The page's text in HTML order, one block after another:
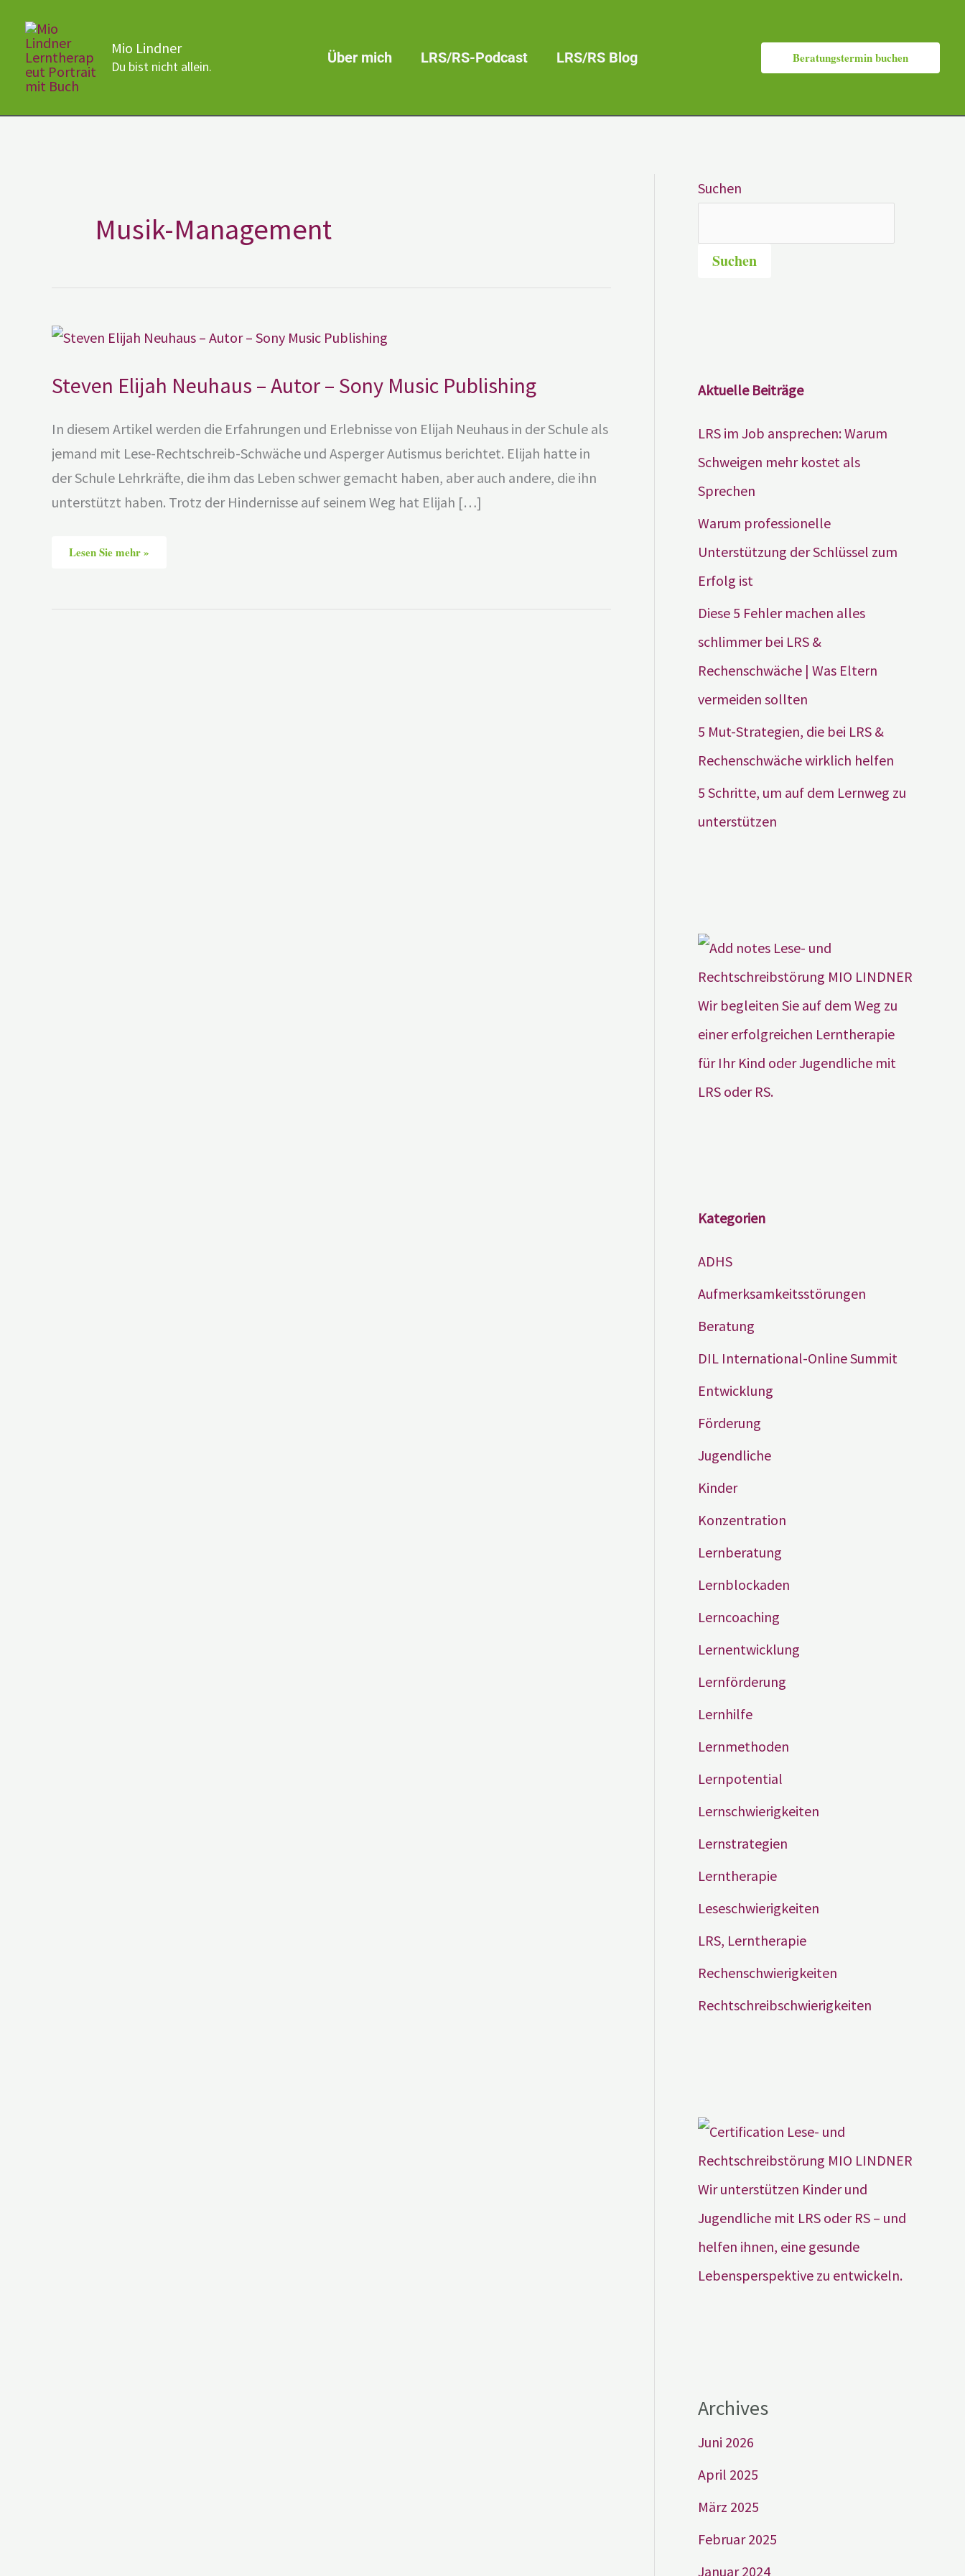
Inhalt
springen
Mio Lindner
Du bist nicht allein. Über mich LRS/RS-Podcast LRS/RS Blog Beratungstermin buchen
Musik-Management
Steven Elijah Neuhaus – Autor – Sony Music Publishing
In diesem Artikel werden die Erfahrungen und Erlebnisse von Elijah Neuhaus in der Schule als
jemand mit Lese-Rechtschreib-Schwäche und Asperger Autismus berichtet. Elijah hatte in
der Schule Lehrkräfte, die ihm das Leben schwer gemacht haben, aber auch andere, die ihn
unterstützt haben. Trotz der Hindernisse auf seinem Weg hat Elijah […]
Elijah
–
Sony
Lesen Sie mehr »
Suchen
Suchen
Aktuelle Beiträge
LRS im Job ansprechen: Warum
Schweigen mehr kostet als
Sprechen
Warum professionelle
Unterstützung der Schlüssel zum
Erfolg ist
Diese 5 Fehler machen alles
schlimmer bei LRS &
Rechenschwäche | Was Eltern
vermeiden sollten
5 Mut-Strategien, die bei LRS &
Rechenschwäche wirklich helfen
5 Schritte, um auf dem Lernweg zu
unterstützen
Wir begleiten Sie auf dem Weg zu
einer erfolgreichen Lerntherapie
für Ihr Kind oder Jugendliche mit
LRS oder RS.
Kategorien
ADHS
Aufmerksamkeitsstörungen
Beratung
DIL International-Online Summit
Entwicklung
Förderung
Jugendliche
Kinder
Konzentration
Lernberatung
Lernblockaden
Lerncoaching
Lernentwicklung
Lernförderung
Lernhilfe
Lernmethoden
Lernpotential
Lernschwierigkeiten
Lernstrategien
Lerntherapie
Leseschwierigkeiten
LRS, Lerntherapie
Rechenschwierigkeiten
Rechtschreibschwierigkeiten
Wir unterstützen Kinder und
Jugendliche mit LRS oder RS – und
helfen ihnen, eine gesunde
Lebensperspektive zu entwickeln.
Archives
Juni 2026
April 2025
März 2025
Februar 2025
Januar 2024